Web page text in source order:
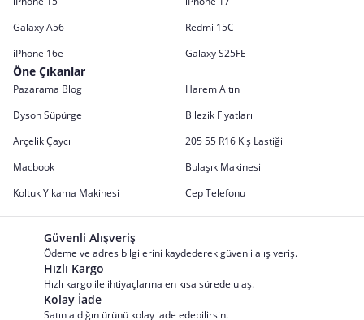
Galaxy A56
Redmi 15C
iPhone 16e
Galaxy S25FE
Öne Çıkanlar
Pazarama Blog
Harem Altın
Dyson Süpürge
Bilezik Fiyatları
Arçelik Çaycı
205 55 R16 Kış Lastiği
Macbook
Bulaşık Makinesi
Koltuk Yıkama Makinesi
Cep Telefonu
Güvenli Alışveriş
Ödeme ve adres bilgilerini kaydederek güvenli alış veriş.
Hızlı Kargo
Hızlı kargo ile ihtiyaçlarına en kısa sürede ulaş.
Kolay İade
Satın aldığın ürünü kolay iade edebilirsin.